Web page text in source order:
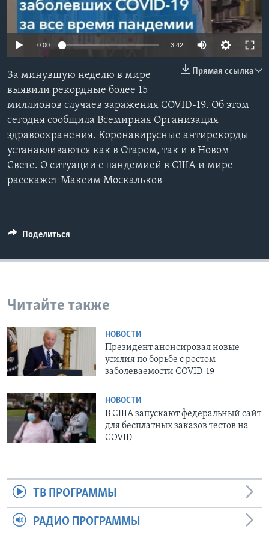
Learning English
Языки
0:00 3:42
Прямая ссылка
За минувшую неделю в мире
выявили рекордные более 15
миллионов случаев заражения COVID-19. Об этом
сегодня сообщила Всемирная Организация
здравоохранения. Коронавирусные антирекорды
устанавливаются как в Старом, так и в Новом
Свете. О ситуации с пандемией в США и мире
расскажет Максим Москальков
Поделиться
Читайте также
НОВОСТИ
Президент анонсировал новые
усилия по борьбе с ростом
заболеваемости COVID-19
НОВОСТИ
В США запускают федеральный сайт
для бесплатных заказов тестов на
COVID
ТВ ПРОГРАММЫ
РАДИО ПРОГРАММЫ